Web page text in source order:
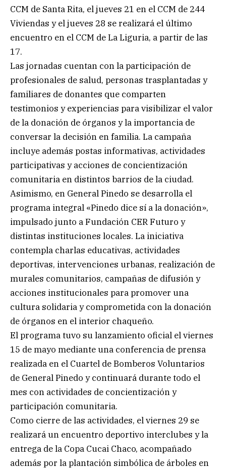
CCM de Santa Rita, el jueves 21 en el CCM de 244
Viviendas y el jueves 28 se realizará el último
encuentro en el CCM de La Liguria, a partir de las
17.
Las jornadas cuentan con la participación de
profesionales de salud, personas trasplantadas y
familiares de donantes que comparten
testimonios y experiencias para visibilizar el valor
de la donación de órganos y la importancia de
conversar la decisión en familia. La campaña
incluye además postas informativas, actividades
participativas y acciones de concientización
comunitaria en distintos barrios de la ciudad.
Asimismo, en General Pinedo se desarrolla el
programa integral «Pinedo dice sí a la donación»,
impulsado junto a Fundación CER Futuro y
distintas instituciones locales. La iniciativa
contempla charlas educativas, actividades
deportivas, intervenciones urbanas, realización de
murales comunitarios, campañas de difusión y
acciones institucionales para promover una
cultura solidaria y comprometida con la donación
de órganos en el interior chaqueño.
El programa tuvo su lanzamiento oficial el viernes
15 de mayo mediante una conferencia de prensa
realizada en el Cuartel de Bomberos Voluntarios
de General Pinedo y continuará durante todo el
mes con actividades de concientización y
participación comunitaria.
Como cierre de las actividades, el viernes 29 se
realizará un encuentro deportivo interclubes y la
entrega de la Copa Cucai Chaco, acompañado
además por la plantación simbólica de árboles en